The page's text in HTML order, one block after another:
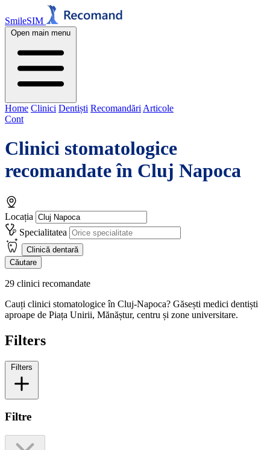
SmileSIM
Open main menu
Home Clinici Dentiști Recomandări Articole
Cont
Clinici stomatologice
recomandate în Cluj Napoca
Locația
Specialitatea
Clinică dentară
Căutare
29 clinici recomandate
Cauți clinici stomatologice în Cluj-Napoca? Găsești medici dentiști
aproape de Piața Unirii, Mănăștur, centru și zone universitare.
Filters
Filters
Filtre